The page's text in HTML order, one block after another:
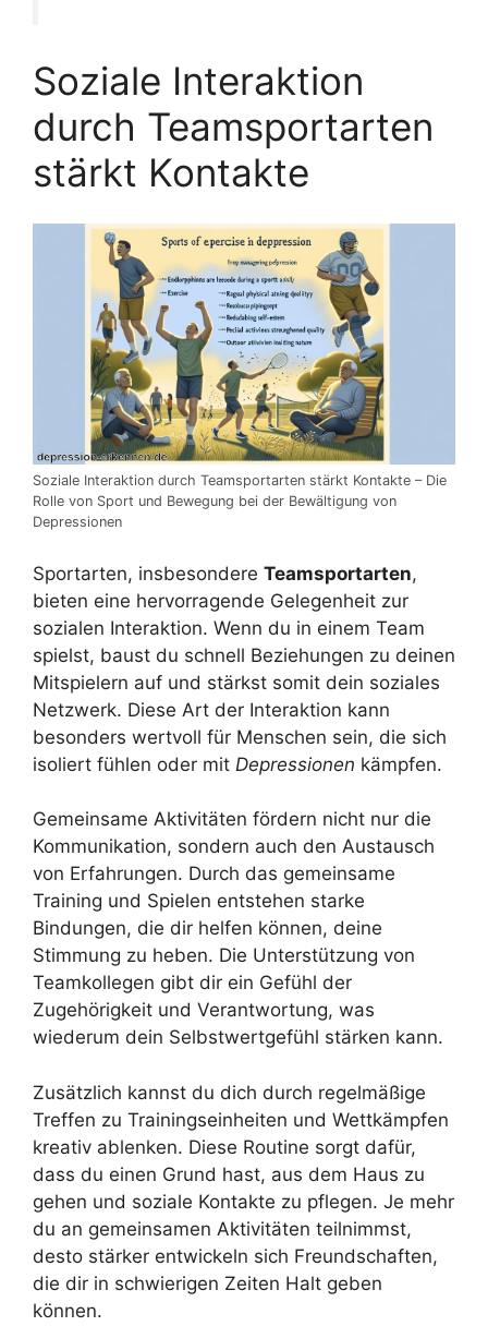
Soziale Interaktion
durch Teamsportarten
stärkt Kontakte
Soziale Interaktion durch Teamsportarten stärkt Kontakte – Die
Rolle von Sport und Bewegung bei der Bewältigung von
Depressionen
Sportarten, insbesondere Teamsportarten,
bieten eine hervorragende Gelegenheit zur
sozialen Interaktion. Wenn du in einem Team
spielst, baust du schnell Beziehungen zu deinen
Mitspielern auf und stärkst somit dein soziales
Netzwerk. Diese Art der Interaktion kann
besonders wertvoll für Menschen sein, die sich
isoliert fühlen oder mit Depressionen kämpfen.
Gemeinsame Aktivitäten fördern nicht nur die
Kommunikation, sondern auch den Austausch
von Erfahrungen. Durch das gemeinsame
Training und Spielen entstehen starke
Bindungen, die dir helfen können, deine
Stimmung zu heben. Die Unterstützung von
Teamkollegen gibt dir ein Gefühl der
Zugehörigkeit und Verantwortung, was
wiederum dein Selbstwertgefühl stärken kann.
Zusätzlich kannst du dich durch regelmäßige
Treffen zu Trainingseinheiten und Wettkämpfen
kreativ ablenken. Diese Routine sorgt dafür,
dass du einen Grund hast, aus dem Haus zu
gehen und soziale Kontakte zu pflegen. Je mehr
du an gemeinsamen Aktivitäten teilnimmst,
desto stärker entwickeln sich Freundschaften,
die dir in schwierigen Zeiten Halt geben
können.